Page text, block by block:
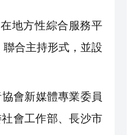
地方性綜合服務平
合主持形式，並設
會新媒體專業委員
會工作部、長沙市